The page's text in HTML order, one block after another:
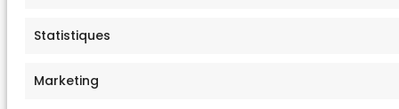
Statistiques
Marketing
engagement terrain à travers sa participation à
nationaux dédiés...